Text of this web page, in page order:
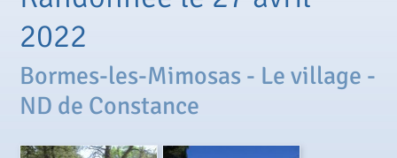
2022
Bormes-les-Mimosas - Le village -
ND de Constance